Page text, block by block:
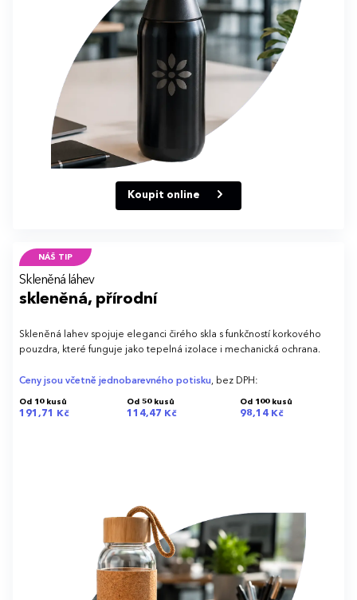
Koupit online
NÁŠ TIP
Skleněná láhev
skleněná, přírodní
Skleněná lahev spojuje eleganci čirého skla s funkčností korkového
pouzdra, které funguje jako tepelná izolace i mechanická ochrana.
Ceny jsou včetně jednobarevného potisku, bez DPH:
Od 10 kusů
191,71 Kč
Od 50 kusů
114,47 Kč
Od 100 kusů
98,14 Kč